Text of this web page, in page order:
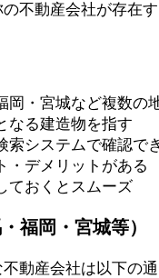
不動産会社が存在
岡・宮城など複数の
なる建造物を指す
索システムで確認で
・デメリットがある
ておくとスムーズ
福岡・宮城等）
動産会社は以下の通